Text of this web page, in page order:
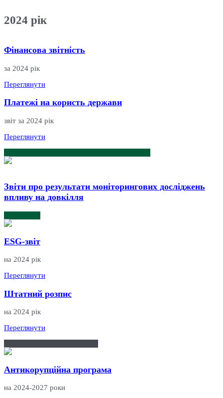
2024 рік
Фінансова звітність
за 2024 рік
Переглянути
Платежі на користь держави
звіт за 2024 рік
Переглянути
Звіти про результати моніторингових досліджень
впливу на довкілля
ESG-звіт
на 2024 рік
Переглянути
Штатний розпис
на 2024 рік
Переглянути
Антикорупційна програма
на 2024-2027 роки